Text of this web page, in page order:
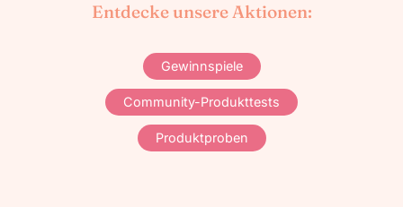
Entdecke unsere Aktionen:
Gewinnspiele
Community-Produkttests
Produktproben